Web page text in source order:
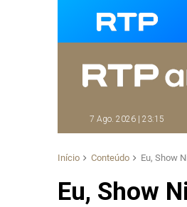
7 Ago. 2026 | 23:15
Início Conteúdo Eu, Show
Eu, Show